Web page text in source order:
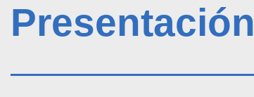
Presentación